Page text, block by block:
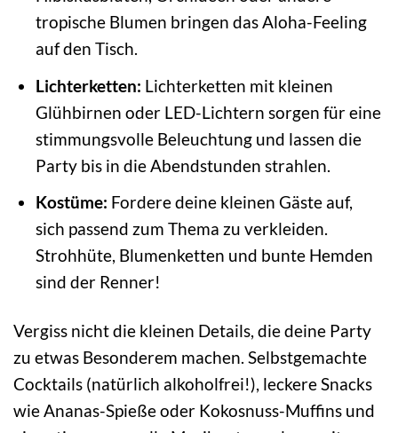
tropische Blumen bringen das Aloha-Feeling
auf den Tisch.
Lichterketten: Lichterketten mit kleinen
Glühbirnen oder LED-Lichtern sorgen für eine
stimmungsvolle Beleuchtung und lassen die
Party bis in die Abendstunden strahlen.
Kostüme: Fordere deine kleinen Gäste auf,
sich passend zum Thema zu verkleiden.
Strohhüte, Blumenketten und bunte Hemden
sind der Renner!
Vergiss nicht die kleinen Details, die deine Party
zu etwas Besonderem machen. Selbstgemachte
Cocktails (natürlich alkoholfrei!), leckere Snacks
wie Ananas-Spieße oder Kokosnuss-Muffins und